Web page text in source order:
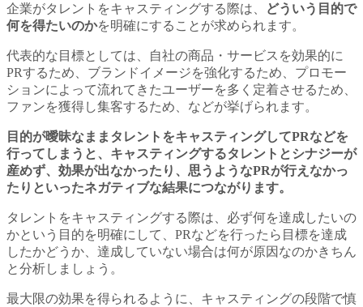
企業がタレントをキャスティングする際は、
どういう目的で
何を得たいのかを明確にすることが求められます。
代表的な目標としては、自社の商品・サービスを効果的に
PRするため、ブランドイメージを強化するため、プロモー
ションによって流れてきたユーザーを多く定着させるため、
ファンを獲得し集客するため、などが挙げられます。
目的が曖昧なままタレントをキャスティングしてPRなどを
行ってしまうと、キャスティングするタレントとシナジーが
産めず、効果が出なかったり、思うようなPRが行えなかっ
たりといったネガティブな結果につながります。
タレントをキャスティングする際は、必ず何を達成したいの
かという目的を明確にして、PRなどを行ったら目標を達成
したかどうか、達成していない場合は何が原因なのかきちん
と分析しましょう。
最大限の効果を得られるように、キャスティングの段階で慎